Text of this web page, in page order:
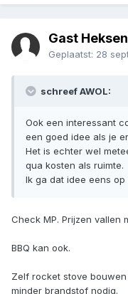
Gast
Geplaatst: 28
schreef AWOL:
Ook een interessant
een goed idee als je
Het is echter wel
qua kosten als ruimte.
Ik ga dat idee eens
Check MP. Prijzen vallen
BBQ kan ook.
Zelf rocket stove
minder brandstof nodig.